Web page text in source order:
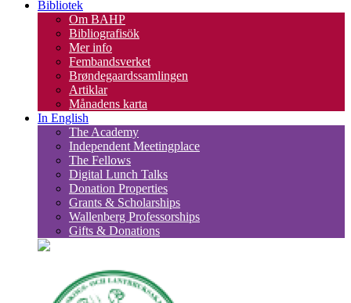
Bibliotek
Om BAHP
Bibliografisök
Mer info
Fembandsverket
Brøndegaardssamlingen
Artiklar
Månadens karta
In English
The Academy
Independent Meetingplace
The Fellows
Digital Lunch Talks
Donation Properties
Grants & Scholarships
Wallenberg Professorships
Gifts & Donations